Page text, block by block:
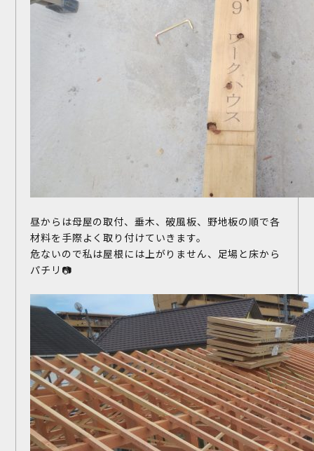
昼からは母屋の取付、垂木、破風板、野地板の順で各
材料を手際よく取り付けていきます。
危ないので私は屋根には上がりません、足場と床から
パチリ📷